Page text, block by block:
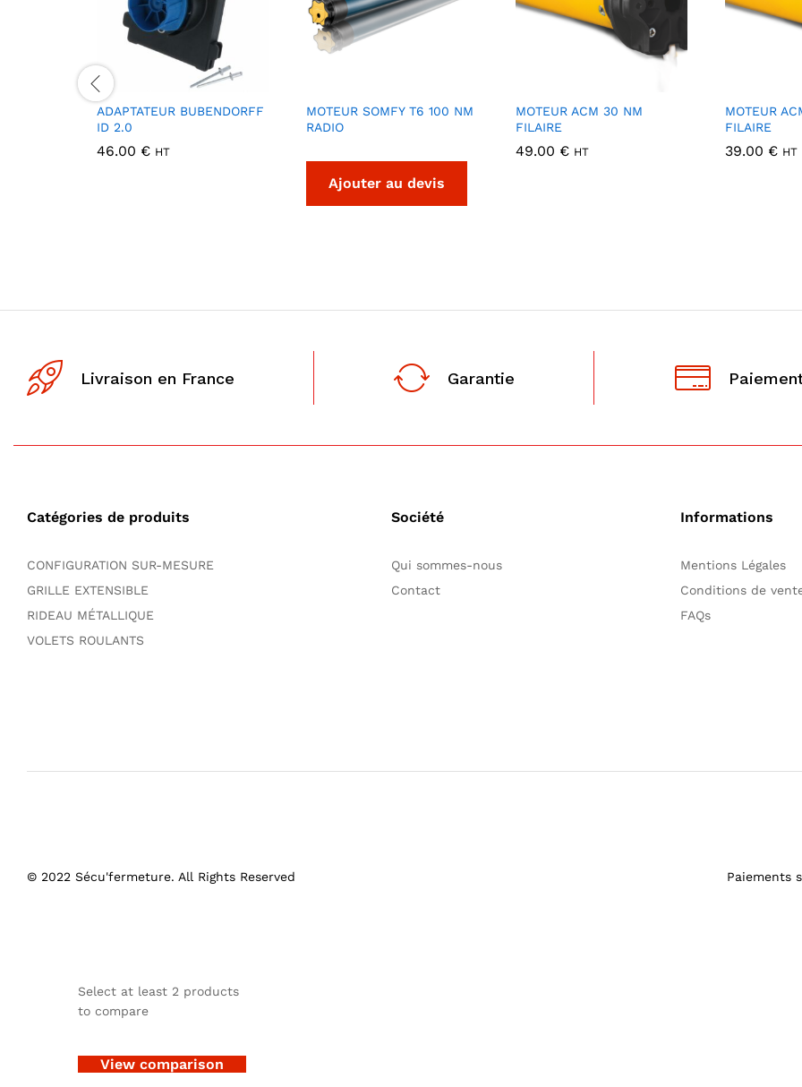
ADAPTATEUR BUBENDORFF
ID 2.0
46.00 € HT
MOTEUR SOMFY T6 100 NM
RADIO
MOTEUR ACM 30 NM
FILAIRE
49.00 € HT
MOTEUR
FILAIRE
39.00 € HT
Livraison en France Garantie
Catégories de produits
CONFIGURATION SUR-MESURE
GRILLE EXTENSIBLE
RIDEAU MÉTALLIQUE
VOLETS ROULANTS
Société
Qui sommes-nous
Contact
Informations
Mentions Légales
Conditions de
FAQs
© 2022 Sécu'fermeture. All Rights Reserved Paiements
Select at least 2 products
to compare
View comparison